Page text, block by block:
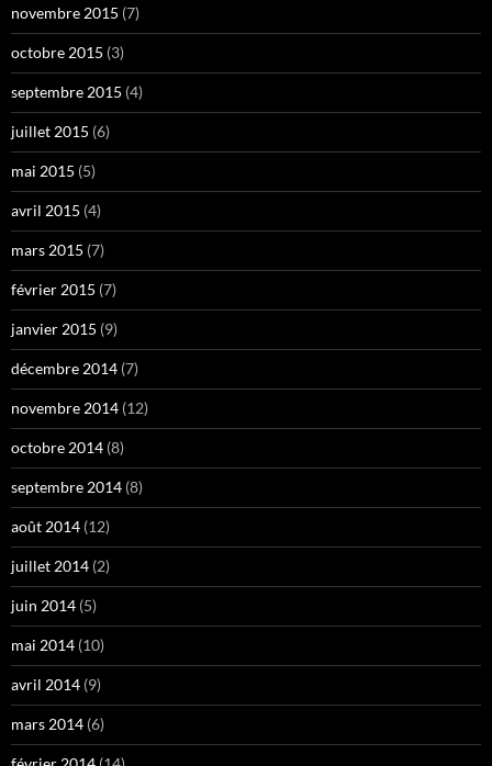
novembre 2015 (7)
octobre 2015 (3)
septembre 2015 (4)
juillet 2015 (6)
mai 2015 (5)
avril 2015 (4)
mars 2015 (7)
février 2015 (7)
janvier 2015 (9)
décembre 2014 (7)
novembre 2014 (12)
octobre 2014 (8)
septembre 2014 (8)
août 2014 (12)
juillet 2014 (2)
juin 2014 (5)
mai 2014 (10)
avril 2014 (9)
mars 2014 (6)